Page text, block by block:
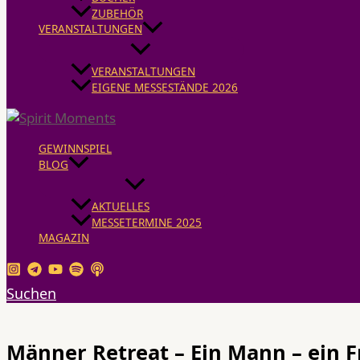
ZUBEHÖR
VERANSTALTUNGEN
VERANSTALTUNGEN
EIGENE MESSESTÄNDE 2026
GEWINNSPIEL
BLOG
AKTUELLES
MESSETERMINE 2025
MAGAZIN
Suchen
Männer Retreat – Ein Mann – ein